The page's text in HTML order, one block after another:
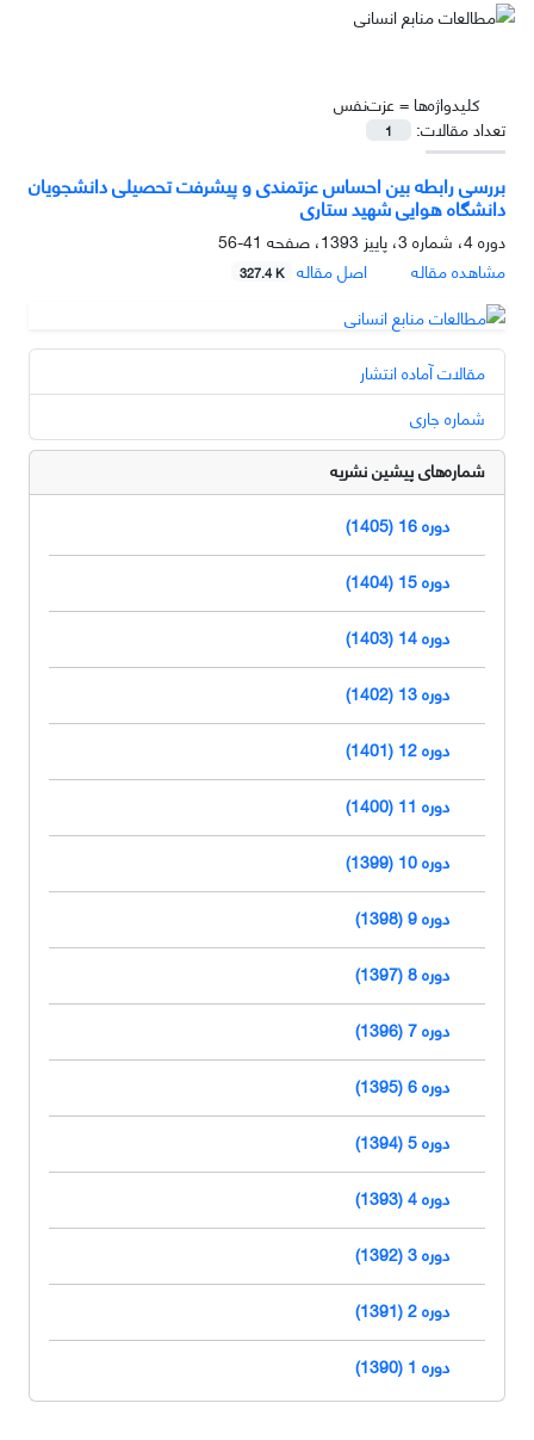
کلیدواژه‌ها =عزت‌نفس
تعداد مقالات:
1
بررسی رابطه بین احساس عزت‏مندی و پیشرفت تحصیلی دانشجویان
دانشگاه هوایی شهید ستاری
دوره 4، شماره 3، پاییز 1393، صفحه
41-56
مشاهده مقاله
اصل مقاله 327.4 K
مقالات آماده انتشار
شماره جاری
شماره‌های پیشین نشریه
دوره 16 (1405)
دوره 15 (1404)
دوره 14 (1403)
دوره 13 (1402)
دوره 12 (1401)
دوره 11 (1400)
دوره 10 (1399)
دوره 9 (1398)
دوره 8 (1397)
دوره 7 (1396)
دوره 6 (1395)
دوره 5 (1394)
دوره 4 (1393)
دوره 3 (1392)
دوره 2 (1391)
دوره 1 (1390)